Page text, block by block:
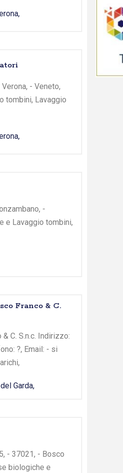
- Veneto,
tombini, Lavaggio
-
e Lavaggio tombini,
Franco & C.
C. S.n.c. Indirizzo:
?, Email: - si
Garda,
- 37021, - Bosco
biologiche e